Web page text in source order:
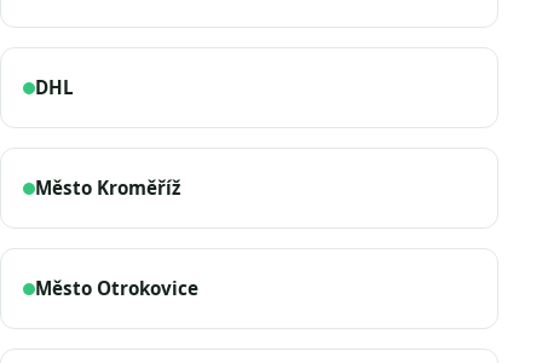
DHL
Město Kroměříž
Město Otrokovice